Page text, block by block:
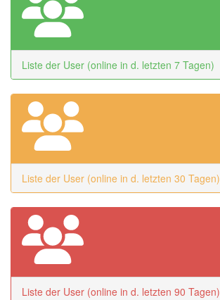
Liste der User (online in d. letzten 7 Tagen)
Liste der User (online in d. letzten 30 Tagen)
Liste der User (online in d. letzten 90 Tagen)